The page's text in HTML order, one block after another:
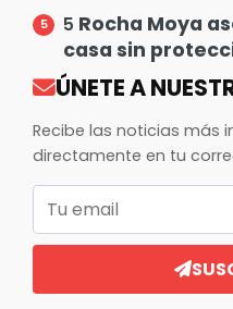
5 Rocha Moya
casa sin
ÚNETE A
Recibe las noticias más
directamente en tu
Correo electrónico